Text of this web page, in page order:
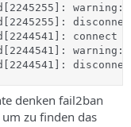
warning:
connect
warning:
denken fail2ban
zu finden das